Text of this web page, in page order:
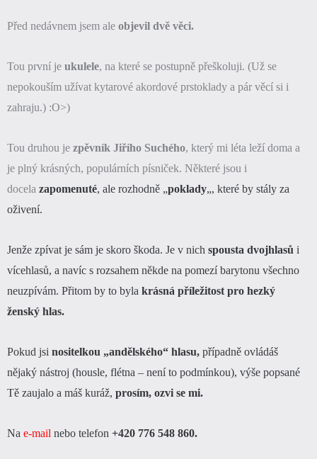
Před nedávnem jsem ale objevil dvě věci.
Tou první je ukulele, na které se postupně přeškoluji. (Už se
nepokouším užívat kytarové akordové prstoklady a pár věcí si i
zahraju.) :O>)
Tou druhou je zpěvník Jiřího Suchého, který mi léta leží doma a
je plný krásných, populárních písniček. Některé jsou i
docela zapomenuté, ale rozhodně „poklady„, které by stály za
oživení.
Jenže zpívat je sám je skoro škoda. Je v nich spousta dvojhlasů i
vícehlasů, a navíc s rozsahem někde na pomezí barytonu všechno
neuzpívám. Přitom by to byla krásná příležitost pro hezký
ženský hlas.
Pokud jsi nositelkou „andělského“ hlasu, případně ovládáš
nějaký nástroj (housle, flétna – není to podmínkou), výše popsané
Tě zaujalo a máš kuráž, prosím, ozvi se mi.
Na e-mail nebo telefon +420 776 548 860.